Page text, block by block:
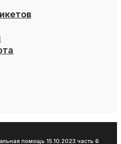
помощь 15.10.2023 часть 6